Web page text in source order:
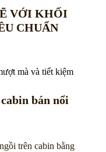
VỚI KHỐI
CHUẨN
mà và tiết kiệm
bán nổi
trên cabin bằng